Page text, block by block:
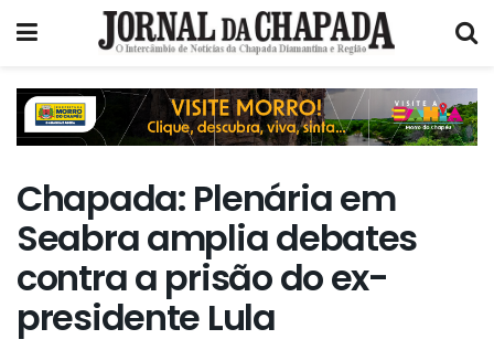
Chapada: Plenária em
Seabra amplia debates
contra a prisão do ex-
presidente Lula